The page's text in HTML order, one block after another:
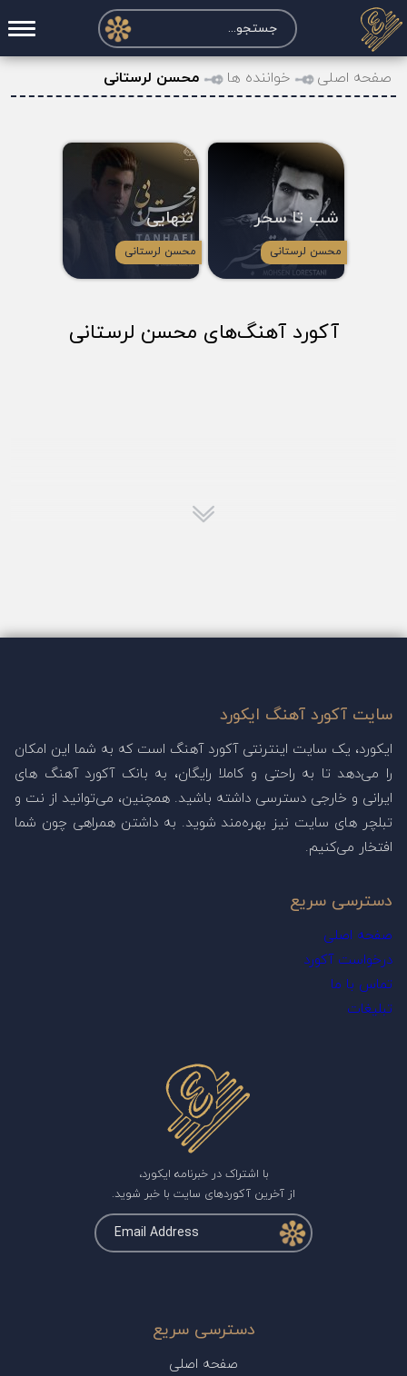
صفحه اصلی
نت و تبلچر
تماس با ما
حساب کاربری
صفحه اصلی خواننده ها محسن لرستانی
شب تا سحر
محسن لرستانی
تنهایی
محسن لرستانی
آکورد آهنگ‌های محسن لرستانی
سایت آکورد آهنگ ایکورد
ایکورد، یک سایت اینترنتی آکورد آهنگ است که به شما این امکان
را می‌دهد تا به راحتی و کاملا رایگان، به بانک آکورد آهنگ های
ایرانی و خارجی دسترسی داشته باشید. همچنین، می‌توانید از نت و
تبلچر های سایت نیز بهره‌مند شوید. به داشتن همراهی چون شما
افتخار می‌کنیم.
دسترسی سریع
صفحه اصلی
درخواست آکورد
تماس با ما
تبلیغات
با اشتراک در خبرنامه ایکورد،
از آخرین آکوردهای سایت با خبر شوید.
دسترسی سریع
صفحه اصلی